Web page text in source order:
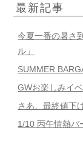
最新記事
今夏一番の暑さ
ル」
SUMMER
GWお楽しみイ
さあ、最終値下
1/10 丙午情熱バ